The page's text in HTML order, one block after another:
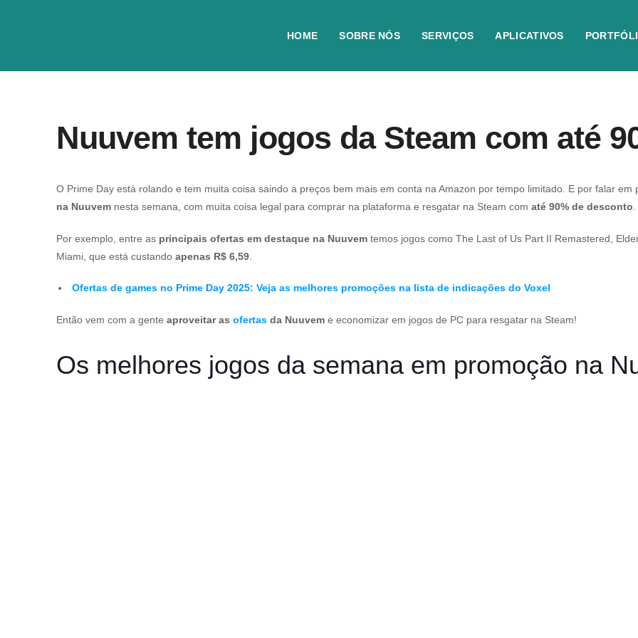
HOME SOBRE NÓS SERVIÇOS APLICATIVOS
Nuuvem tem jogos da Steam com até
O Prime Day está rolando e tem muita coisa saindo a preços bem mais em conta na Amazon por tempo limitado. E por falar
na Nuuvem nesta semana, com muita coisa legal para comprar na plataforma e resgatar na Steam com até 90% de desconto
Por exemplo, entre as principais ofertas em destaque na Nuuvem temos jogos como The Last of Us Part II Remastered
Miami , que está custando apenas R$ 6,59
Ofertas de games no Prime Day 2025: Veja as melhores promoções na lista de indicações do Voxel
Então vem com a gente aproveitar as ofertas da Nuuvem e economizar em jogos de PC para resgatar na Steam!
Os melhores jogos da semana em promoção na